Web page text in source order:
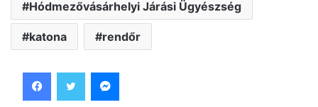
Hódmezővásárhelyi Járási Ügyészség
katona rendőr